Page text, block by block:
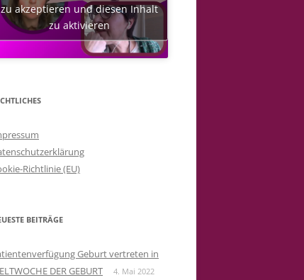
zu akzeptieren und diesen Inhalt
zu aktivieren
Richtlinie (EU)
BEITRÄGE
Geburt vertreten in
DER GEBURT
4. Mai 2022